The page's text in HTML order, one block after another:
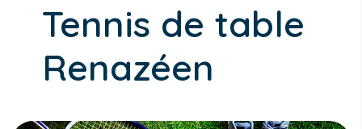
Tennis de table
Renazéen